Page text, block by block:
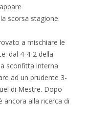
scorsa stagione.
a mischiare le
dal 4-4-2 della
sconfitta interna
ad un prudente 3-
di Mestre. Dopo
ancora alla ricerca di